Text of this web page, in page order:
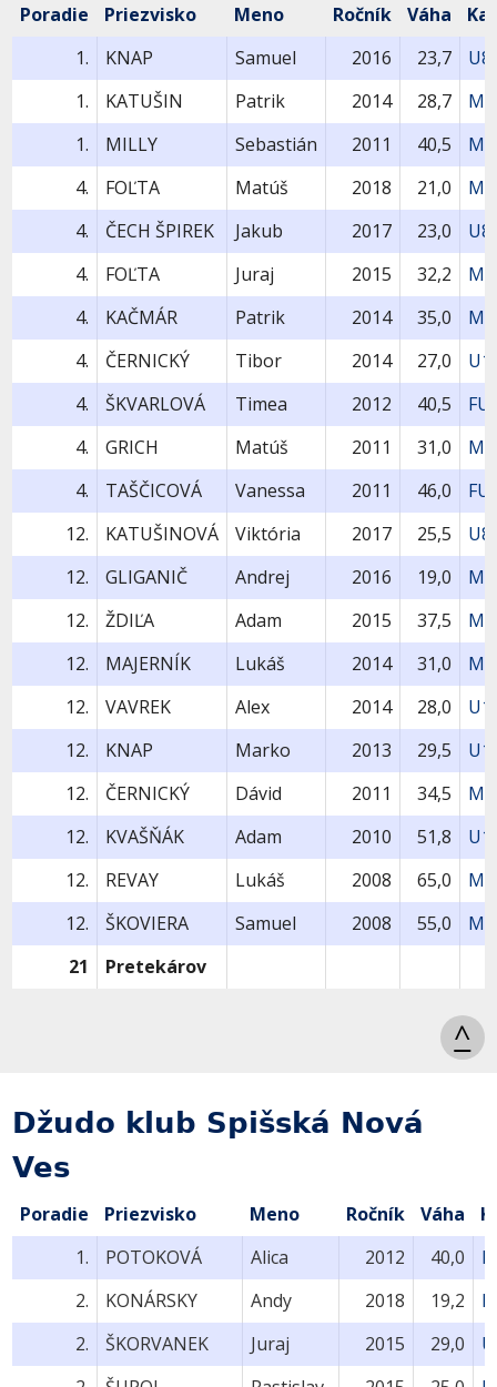
Poradie Priezvisko Meno Ročník Váha
1.
KNAP Samuel 2016 23,7
1.
KATUŠIN Patrik 2014 28,7
1.
MILLY Sebastián 2011 40,5
4.
FOĽTA Matúš 2018 21,0
4.
ČECH ŠPIREK Jakub 2017 23,0
4.
FOĽTA Juraj 2015 32,2
4.
KAČMÁR Patrik 2014 35,0
4.
ČERNICKÝ Tibor 2014 27,0
4.
ŠKVARLOVÁ Timea 2012 40,5
4.
GRICH Matúš 2011 31,0
4.
TAŠČICOVÁ Vanessa 2011 46,0
12.
KATUŠINOVÁ Viktória 2017 25,5
12.
GLIGANIČ Andrej 2016 19,0
12.
ŽDIĽA Adam 2015 37,5
12.
MAJERNÍK Lukáš 2014 31,0
12.
VAVREK Alex 2014 28,0
12.
KNAP Marko 2013 29,5
12.
ČERNICKÝ Dávid 2011 34,5
12.
KVAŠŇÁK Adam 2010 51,8
12.
REVAY Lukáš 2008 65,0
12.
ŠKOVIERA Samuel 2008 55,0
21
Pretekárov
^
Džudo klub Spišská Nová
Ves
Poradie Priezvisko Meno Ročník Váha
1.
POTOKOVÁ Alica 2012 40,0
2.
KONÁRSKY Andy 2018 19,2
2.
ŠKORVANEK Juraj 2015 29,0